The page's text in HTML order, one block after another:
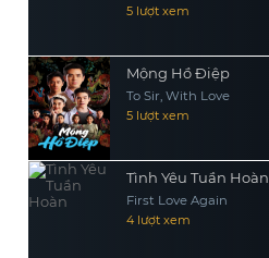
5 lượt xem
Mộng Hồ Điệp
To Sir, With Love
5 lượt xem
Tình Yêu Tuần Hoàn
First Love Again
4 lượt xem